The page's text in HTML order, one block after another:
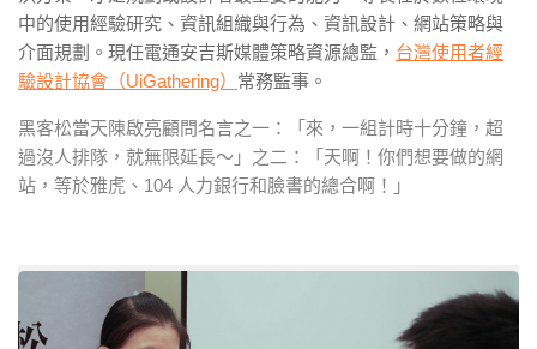
中的使用經驗研究、資訊組織與行為、資訊設計、網站策略與
介面規劃。現任電通安吉斯媒體策略資源總監， 台灣使用者經
驗設計協會（UiGathering） 常務監事。
黑客松當天陳啟亮顧問名言之一：「來，一組計時十分鐘，超
過沒人排隊，就無限延長～」之二：「天啊！你們想要做的網
站，等於雅虎、104 人力銀行和臉書的總合啊！」